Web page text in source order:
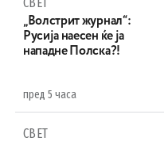
„Волстрит журнал“:
Русија наесен ќе ја
нападне Полска?!
пред 5 часа
СВЕТ